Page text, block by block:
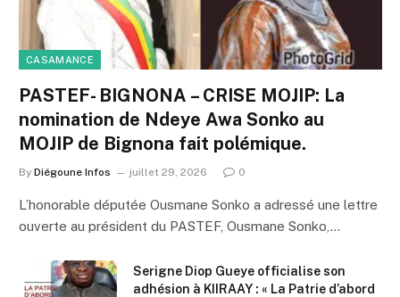
CASAMANCE
PASTEF- BIGNONA – CRISE MOJIP: La
nomination de Ndeye Awa Sonko au
MOJIP de Bignona fait polémique.
By Diégoune Infos juillet 29, 2026 0
L’honorable députée Ousmane Sonko a adressé une lettre
ouverte au président du PASTEF, Ousmane Sonko,…
Serigne Diop Gueye officialise son
adhésion à KIIRAAY : « La Patrie d’abord